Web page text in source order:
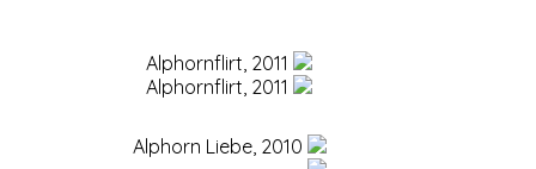
Alphornflirt, 2011
Alphornflirt, 2011
Alphorn Liebe, 2010